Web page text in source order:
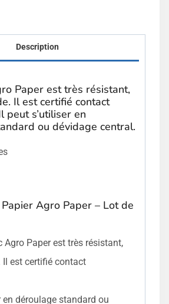
Description
Paper est très résistant,
Il est certifié contact
peut s’utiliser en
ou dévidage central.
Agro Paper – Lot de
Agro Paper est très résistant,
Il est certifié contact
en déroulage standard ou